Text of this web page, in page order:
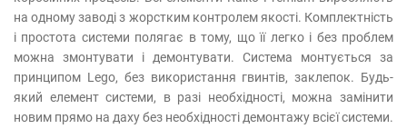
на одному заводі з жорстким контролем якості. Комплектність
і простота системи полягає в тому, що її легко і без проблем
можна змонтувати і демонтувати. Система монтується за
принципом Lego, без використання гвинтів, заклепок. Будь-
який елемент системи, в разі необхідності, можна замінити
новим прямо на даху без необхідності демонтажу всієї системи.